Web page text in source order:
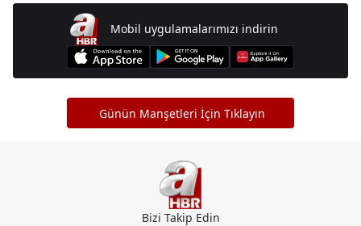
Mobil uygulamalarımızı indirin
Günün Manşetleri İçin Tıklayın
Bizi Takip Edin